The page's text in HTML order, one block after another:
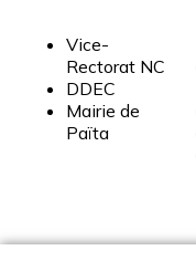
Vice-
Rectorat NC
DDEC
Mairie de
Païta